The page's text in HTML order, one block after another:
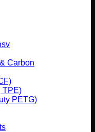
Carbon
TPE)
PETG)